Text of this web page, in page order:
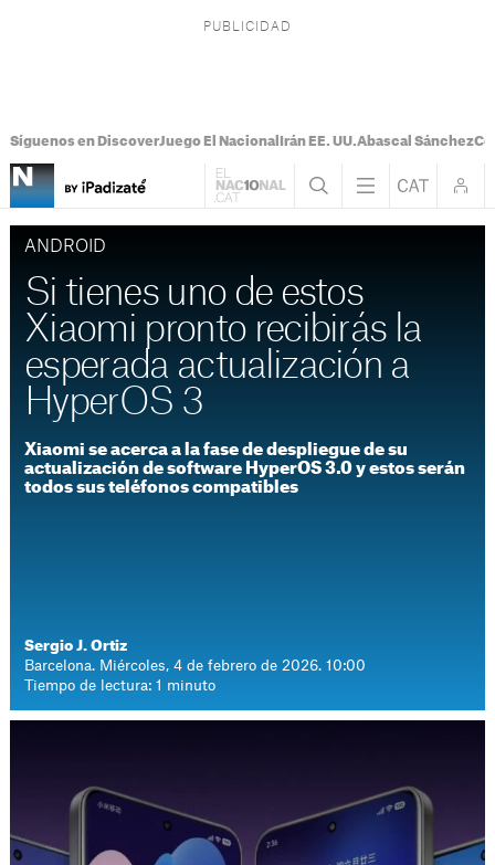
Síguenos en DiscoverJuego El Nacional Irán EE. UU.Abascal Sánchez
ANDROID
Si tienes uno de estos
Xiaomi pronto recibirás la
esperada actualización a
HyperOS 3
Xiaomi se acerca a la fase de despliegue de su
actualización de software HyperOS 3.0 y estos serán
todos sus teléfonos compatibles
Sergio J. Ortiz
Barcelona. Miércoles, 4 de febrero de 2026. 10:00
Tiempo de lectura: 1 minuto